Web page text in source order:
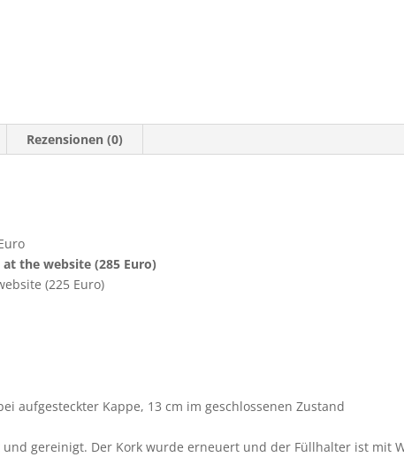
Rezensionen (0)
the website (285 Euro)
(225 Euro)
aufgesteckter Kappe, 13 cm im geschlossenen Zustand
gereinigt. Der Kork wurde erneuert und der Füllhalter ist mit